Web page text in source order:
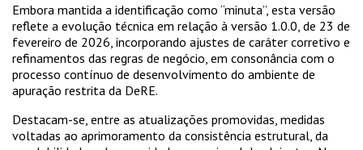
Embora mantida a identificação como “minuta”, esta versão
reflete a evolução técnica em relação à versão 1.0.0, de 23 de
fevereiro de 2026, incorporando ajustes de caráter corretivo e
refinamentos das regras de negócio, em consonância com o
processo contínuo de desenvolvimento do ambiente de
apuração restrita da DeRE.
Destacam-se, entre as atualizações promovidas, medidas
voltadas ao aprimoramento da consistência estrutural, da